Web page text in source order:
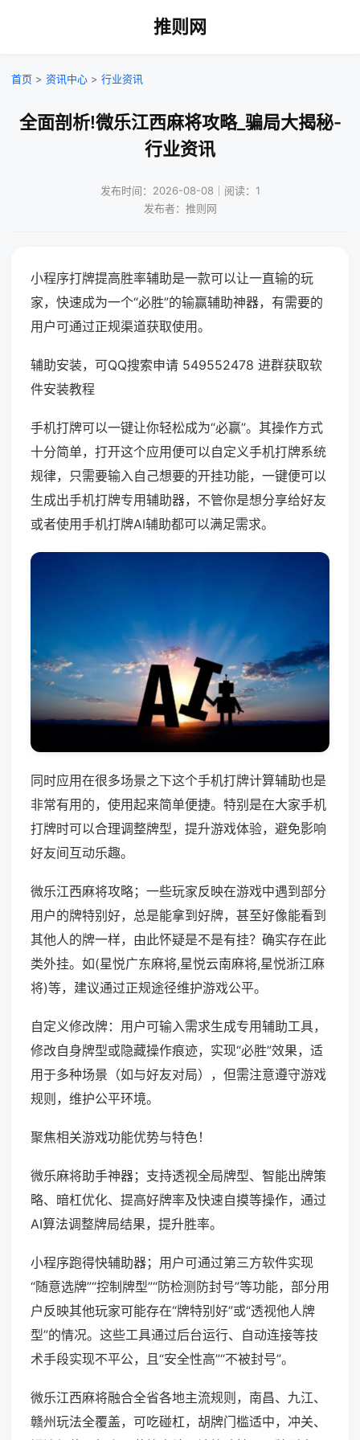
推则网
首页 > 资讯中心 > 行业资讯
全面剖析!微乐江西麻将攻略_骗局大揭秘-
行业资讯
发布时间：2026-08-08｜阅读：1
发布者：推则网
小程序打牌提高胜率辅助是一款可以让一直输的玩
家，快速成为一个“必胜”的输赢辅助神器，有需要的
用户可通过正规渠道获取使用。
辅助安装，可QQ搜索申请 549552478 进群获取软
件安装教程
手机打牌可以一键让你轻松成为“必赢”。其操作方式
十分简单，打开这个应用便可以自定义手机打牌系统
规律，只需要输入自己想要的开挂功能，一键便可以
生成出手机打牌专用辅助器，不管你是想分享给好友
或者使用手机打牌AI辅助都可以满足需求。
同时应用在很多场景之下这个手机打牌计算辅助也是
非常有用的，使用起来简单便捷。特别是在大家手机
打牌时可以合理调整牌型，提升游戏体验，避免影响
好友间互动乐趣。
微乐江西麻将攻略；一些玩家反映在游戏中遇到部分
用户的牌特别好，总是能拿到好牌，甚至好像能看到
其他人的牌一样，由此怀疑是不是有挂？确实存在此
类外挂。如(星悦广东麻将,星悦云南麻将,星悦浙江麻
将)等，建议通过正规途径维护游戏公平。
自定义修改牌：用户可输入需求生成专用辅助工具，
修改自身牌型或隐藏操作痕迹，实现“必胜”效果，适
用于多种场景（如与好友对局），但需注意遵守游戏
规则，维护公平环境。
聚焦相关游戏功能优势与特色！
微乐麻将助手神器；支持透视全局牌型、智能出牌策
略、暗杠优化、提高好牌率及快速自摸等操作，通过
AI算法调整牌局结果，提升胜率。
小程序跑得快辅助器；用户可通过第三方软件实现
“随意选牌”“控制牌型”“防检测防封号”等功能，部分用
户反映其他玩家可能存在“牌特别好”或“透视他人牌
型”的情况。这些工具通过后台运行、自动连接等技
术手段实现不平公，且“安全性高”“不被封号”。
微乐江西麻将融合全省各地主流规则，南昌、九江、
赣州玩法全覆盖，可吃碰杠，胡牌门槛适中，冲关、